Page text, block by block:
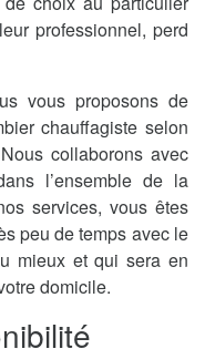
professionnel, perd
vous proposons de
chauffagiste selon
collaborons avec
l’ensemble de la
services, vous êtes
peu de temps avec le
mieux et qui sera en
domicile.